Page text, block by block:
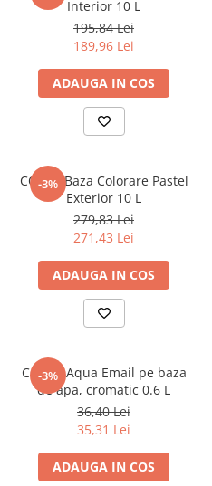
Interior 10 L
195,84 Lei
189,96 Lei
ADAUGA IN COS
-3%
CORAL Baza Colorare Pastel
Exterior 10 L
279,83 Lei
271,43 Lei
ADAUGA IN COS
-3%
CORAL Aqua Email pe baza
de apa, cromatic 0.6 L
36,40 Lei
35,31 Lei
ADAUGA IN COS